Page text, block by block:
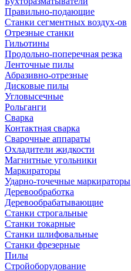
Правильно-подающие
Станки сегментных воздух-ов
Отрезные станки
Гильотины
Продольно-поперечная резка
Ленточные пилы
Абразивно-отрезные
Дисковые пилы
Угловысечные
Рольганги
Сварка
Контактная сварка
Сварочные аппараты
Охладители жидкости
Магнитные угольники
Маркираторы
Ударно-точечные маркираторы
Деревообработка
Деревообрабатывающие
Станки строгальные
Станки токарные
Станки шлифовальные
Станки фрезерные
Пилы
Стройоборудование